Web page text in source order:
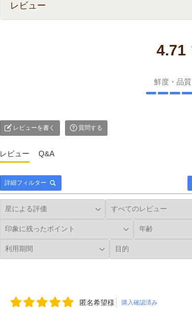
レビュー
4.71
鮮度・品質
レビューを書く 質問する
レビュー Q&A
詳細フィルター
匿名希望様 購入確認済み